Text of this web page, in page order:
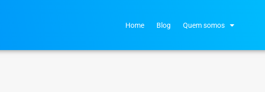
Home Blog Quem somos